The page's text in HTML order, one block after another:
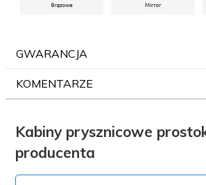
GWARANCJA
KOMENTARZE
Kabiny prysznicowe
producenta